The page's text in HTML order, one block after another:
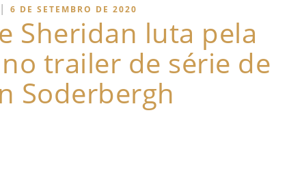
| 6 DE SETEMBRO DE 2020
Sheridan luta pela
trailer de série de
Soderbergh